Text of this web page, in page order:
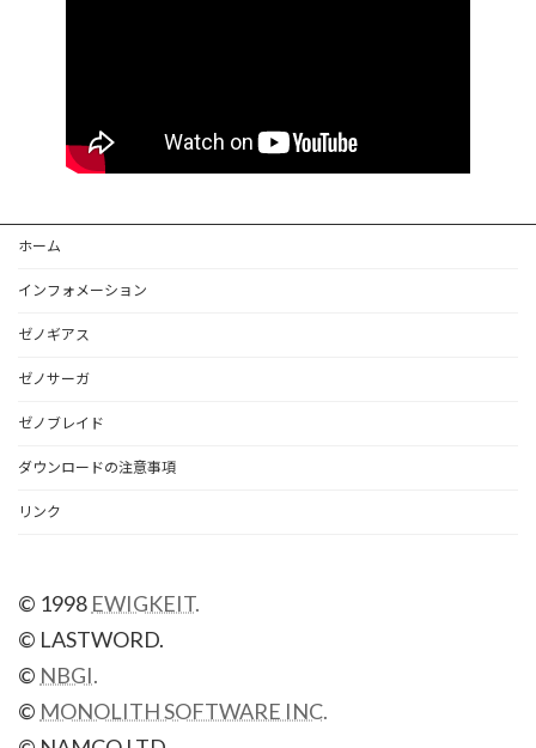
ホーム
インフォメーション
ゼノギアス
ゼノサーガ
ゼノブレイド
ダウンロードの注意事項
リンク
© 1998 EWIGKEIT.
© LASTWORD.
© NBGI.
© MONOLITH SOFTWARE INC.